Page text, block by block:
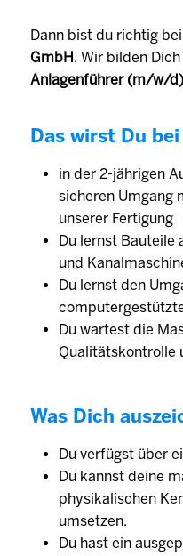
Dann bist du richtig
GmbH. Wir bilden
Anlagenführer (m/w/d)
Das wirst Du
in der 2-jährigen
sicheren Umgang
unserer Fertigung
Du lernst Bauteile
und
Du lernst den
Du wartest die
Qualitätskontrolle
Was Dich
Du verfügst über
Du kannst deine
physikalischen
umsetzen.
Du hast ein